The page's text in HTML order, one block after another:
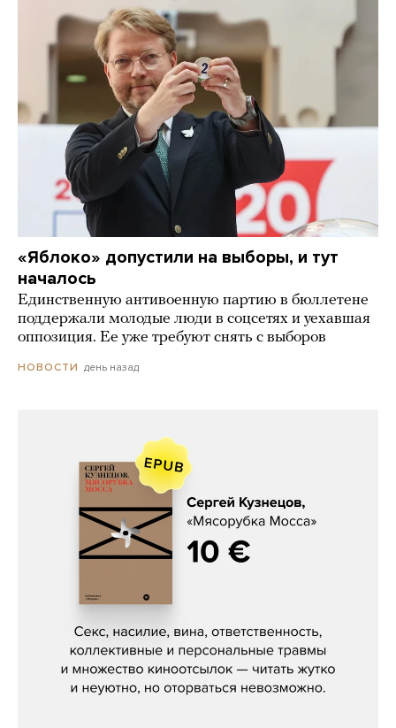
«Яблоко» допустили на выборы, и тут
началось
Единственную антивоенную партию в бюллетене
поддержали молодые люди в соцсетях и уехавшая
оппозиция. Ее уже требуют снять с выборов
НОВОСТИ день назад
Сергей Кузнецов, «Мясорубка